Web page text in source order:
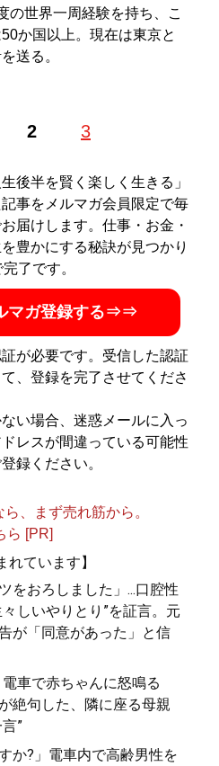
の世界一周経験を持ち、こ
か国以上。現在は東京と
送る。
2 3
後半を賢く楽しく生きる」
事をメルマガ会員限定で毎
届けします。仕事・お金・
豊かにする秘訣が見つかり
了です。
マガ登録する⇒⇒
が必要です。受信した認証
、登録を完了させてくださ
い場合、迷惑メールに入っ
レスが間違っている可能性
録ください。
、まず売れ筋から。
ら [PR]
れています】
をおろしました」...口腔性
しいやりとり”を証言。元
が「同意があった」と信
車で赤ちゃんに怒鳴る
絶句した、隣に座る母親
”
か?」電車内で高齢男性を